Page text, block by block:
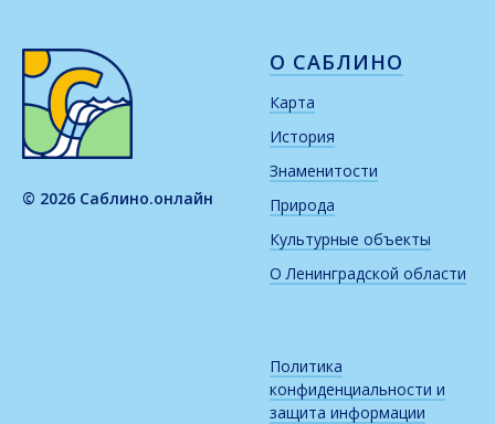
© 2026 Саблино.онлайн
О САБЛИНО
Карта
История
Знаменитости
Природа
Культурные объекты
О Ленинградской области
Политика
конфиденциальности и
защита информации